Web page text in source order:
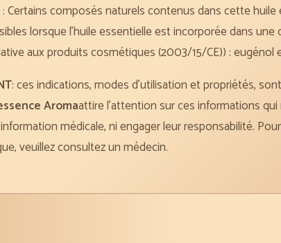
: Certains composés naturels contenus dans cette
lorsque l’huile essentielle est incorporée dans
aux produits cosmétiques (2003/15/CE)) : eugénol
: ces indications, modes d’utilisation et propriétés,
Aromaattire l’attention sur ces informations
médicale, ni engager leur responsabilité.
veuillez consultez un médecin.